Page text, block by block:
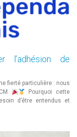
l’adhésion de
fierté particulière : nous
Pourquoi cette
d’être entendus et